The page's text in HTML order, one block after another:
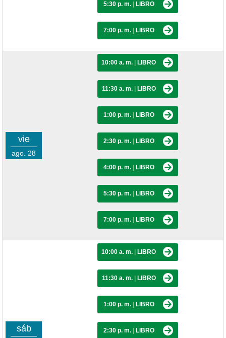
5:30 p. m. LIBRO
7:00 p. m. LIBRO
vie
ago. 28
10:00 a. m. LIBRO
11:30 a. m. LIBRO
1:00 p. m. LIBRO
2:30 p. m. LIBRO
4:00 p. m. LIBRO
5:30 p. m. LIBRO
7:00 p. m. LIBRO
sáb
10:00 a. m. LIBRO
11:30 a. m. LIBRO
1:00 p. m. LIBRO
2:30 p. m. LIBRO